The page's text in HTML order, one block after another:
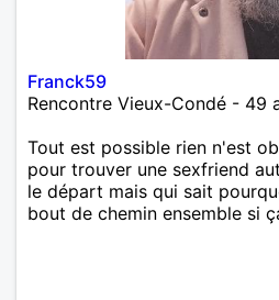
Franck59
Rencontre Vieux-Condé - 49
Tout est possible rien n'est
pour trouver une sexfriend
le départ mais qui sait
bout de chemin ensemble si